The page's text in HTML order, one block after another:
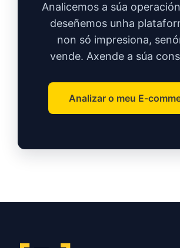
Analicemos a súa
deseñemos unha
non só impresiona,
vende. Axende a súa
Analizar o meu E-